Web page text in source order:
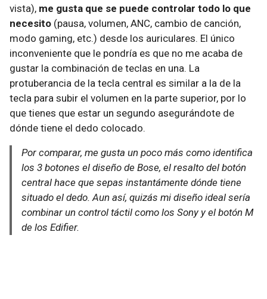
vista), me gusta que se puede controlar todo lo que
necesito (pausa, volumen, ANC, cambio de canción,
modo gaming, etc.) desde los auriculares. El único
inconveniente que le pondría es que no me acaba de
gustar la combinación de teclas en una. La
protuberancia de la tecla central es similar a la de la
tecla para subir el volumen en la parte superior, por lo
que tienes que estar un segundo asegurándote de
dónde tiene el dedo colocado.
Por comparar, me gusta un poco más como identifica
los 3 botones el diseño de Bose, el resalto del botón
central hace que sepas instantámente dónde tiene
situado el dedo. Aun así, quizás mi diseño ideal sería
combinar un control táctil como los Sony y el botón M
de los Edifier.